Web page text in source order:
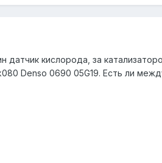
кислорода, за
Denso 0690 05G19. Есть ли